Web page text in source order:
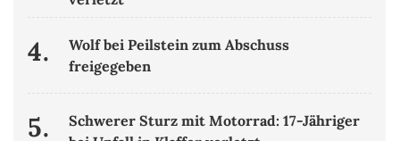
4.
Wolf bei Peilstein zum Abschuss
freigegeben
5.
Schwerer Sturz mit Motorrad: 17-Jähriger